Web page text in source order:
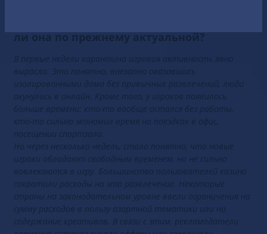
ли она по прежнему актуальной?
В первые недели карантина игровая активность явно
выросла. Это понятно, внезапно оказавшись
изолированными дома без привычных развлечений, люди
окунулись в онлайн. Кроме того, у игроков появилось
больше времени: кто-то вообще остался без работы,
кто-то сильно экономил время на поездках в офис,
посещении спортзала.
Но через несколько недель, стало понятно, что новые
игроки обладают свободным временем, но не сильно
вовлекаются в игру. Большинство пользователей казино
сократили расходы на это развлечение. Некоторые
страны на законодательном уровне ввели ограничения на
сумму расходов в пользу азартной тематики или на
содержание креативов. В связи с этим, рекламодатели